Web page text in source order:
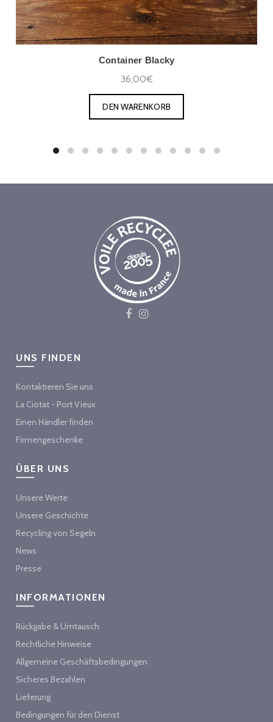
Container Blacky
36,00€
DEN WARENKORB
UNS FINDEN
Kontaktieren Sie uns
La Ciotat - Port Vieux
Einen Händler finden
Firmengeschenke
ÜBER UNS
Unsere Werte
Unsere Geschichte
Recycling von Segeln
News
Presse
INFORMATIONEN
Rückgabe & Umtausch
Rechtliche Hinweise
Allgemeine Geschäftsbedingungen
Sicheres Bezahlen
Lieferung
Bedingungen für den Dienst